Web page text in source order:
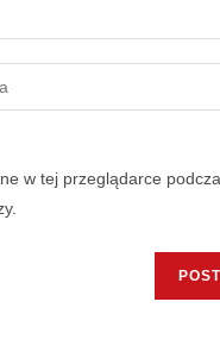
w tej przeglądarce